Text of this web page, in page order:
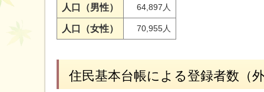
人口（男性） 64,897人
人口（女性） 70,955人
住民基本台帳による登録者数（外